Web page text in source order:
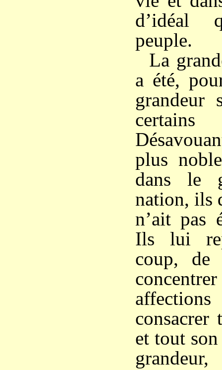
d’idéal
peuple.
La
a été,
grandeur
certains
plus
dans le
nation, ils
n’ait pas
Ils lui
coup, de
consacrer
et tout